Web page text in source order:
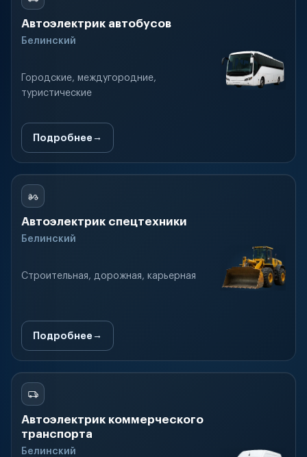
Автоэлектрик автобусов
Белинский
Городские, междугородние,
туристические
Подробнее
Автоэлектрик спецтехники
Белинский
Строительная, дорожная, карьерная
Подробнее
Автоэлектрик коммерческого
транспорта
Белинский